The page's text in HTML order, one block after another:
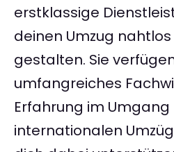
erstklassige
deinen Umzug
gestalten. Sie
umfangreiches
Erfahrung im Umgang
internationalen